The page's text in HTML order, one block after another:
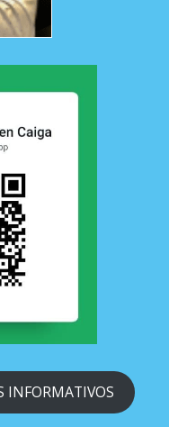
INFORMATIVOS